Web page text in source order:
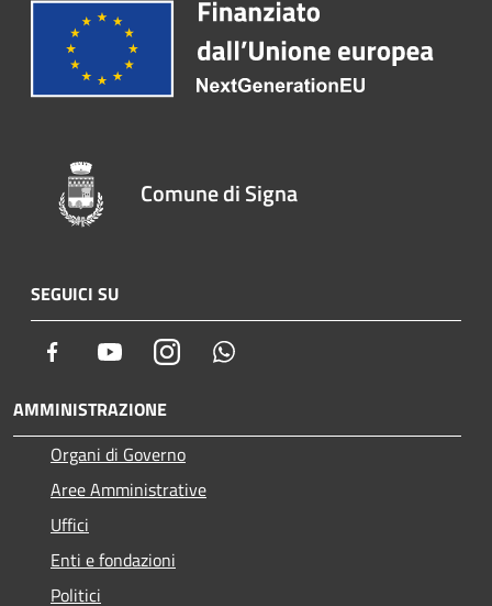
Comune di Signa
SEGUICI SU
Facebook YoutubeInstagram
AMMINISTRAZIONE
Organi di Governo
Aree Amministrative
Uffici
Enti e fondazioni
Politici